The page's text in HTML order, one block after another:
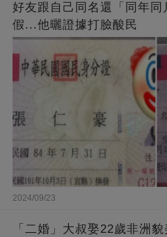
好友跟自己同名還「同年同
假...他曬證據打臉酸民
2024/09/23
「二婚」大叔娶22歲非洲